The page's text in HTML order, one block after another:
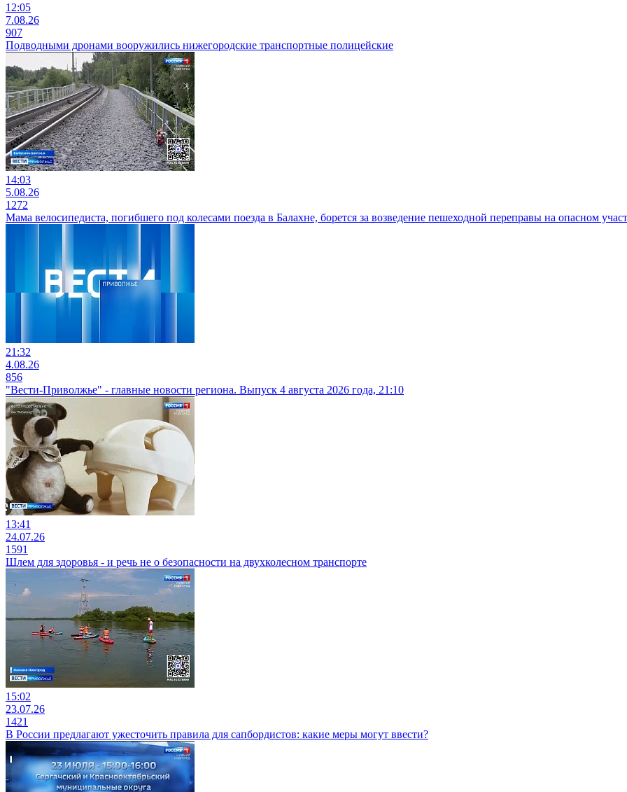
12:05
7.08.26
907
Подводными дронами вооружились нижегородские транспортные полицейские
14:03
5.08.26
1272
Мама велосипедиста, погибшего под колесами поезда в Балахне, борется за возведение пешеходной переправы на опасном
21:32
4.08.26
856
"Вести-Приволжье" - главные новости региона. Выпуск 4 августа 2026 года, 21:10
13:41
24.07.26
1591
Шлем для здоровья - и речь не о безопасности на двухколесном транспорте
15:02
23.07.26
1421
В России предлагают ужесточить правила для сапбордистов: какие меры могут ввести?